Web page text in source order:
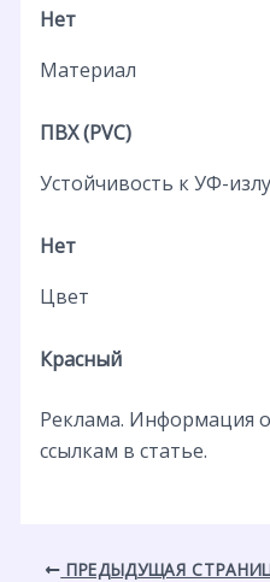
Нет
Материал
ПВХ (PVC)
Устойчивость к УФ-
Нет
Цвет
Красный
Реклама. Информация
ссылкам в статье.
ПРЕДЫДУЩАЯ